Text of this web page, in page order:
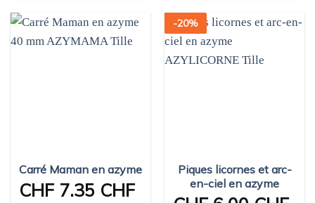
Carré Maman en azyme
CHF 7.35 CHF
-20%
Piques licornes et arc-
en-ciel en azyme